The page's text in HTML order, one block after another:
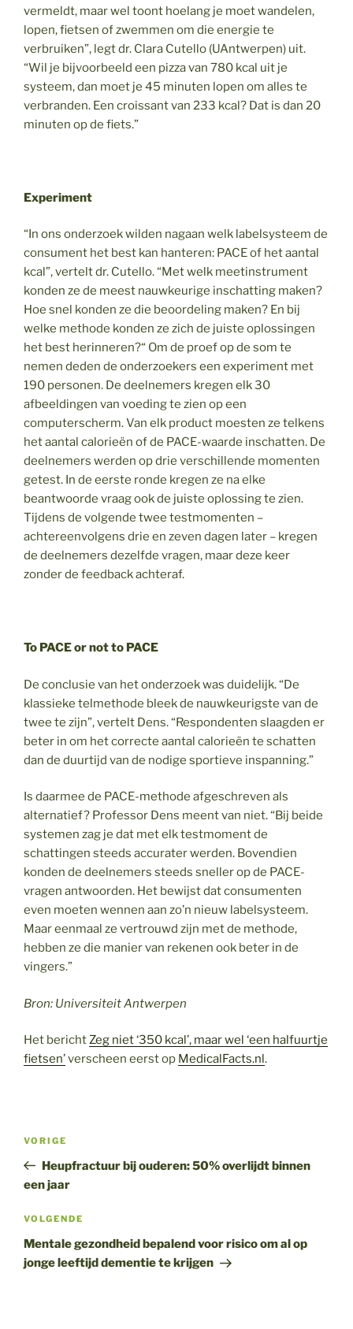
vermeldt, maar wel toont hoelang je moet wandelen,
lopen, fietsen of zwemmen om die energie te
verbruiken”, legt dr. Clara Cutello (UAntwerpen) uit.
“Wil je bijvoorbeeld een pizza van 780 kcal uit je
systeem, dan moet je 45 minuten lopen om alles te
verbranden. Een croissant van 233 kcal? Dat is dan 20
minuten op de fiets.”
Experiment
“In ons onderzoek wilden nagaan welk labelsysteem de
consument het best kan hanteren: PACE of het aantal
kcal”, vertelt dr. Cutello. “Met welk meetinstrument
konden ze de meest nauwkeurige inschatting maken?
Hoe snel konden ze die beoordeling maken? En bij
welke methode konden ze zich de juiste oplossingen
het best herinneren?“ Om de proef op de som te
nemen deden de onderzoekers een experiment met
190 personen. De deelnemers kregen elk 30
afbeeldingen van voeding te zien op een
computerscherm. Van elk product moesten ze telkens
het aantal calorieën of de PACE-waarde inschatten. De
deelnemers werden op drie verschillende momenten
getest. In de eerste ronde kregen ze na elke
beantwoorde vraag ook de juiste oplossing te zien.
Tijdens de volgende twee testmomenten –
achtereenvolgens drie en zeven dagen later – kregen
de deelnemers dezelfde vragen, maar deze keer
zonder de feedback achteraf.
To PACE or not to PACE
De conclusie van het onderzoek was duidelijk. “De
klassieke telmethode bleek de nauwkeurigste van de
twee te zijn”, vertelt Dens. “Respondenten slaagden er
beter in om het correcte aantal calorieën te schatten
dan de duurtijd van de nodige sportieve inspanning.”
Is daarmee de PACE-methode afgeschreven als
alternatief? Professor Dens meent van niet. “Bij beide
systemen zag je dat met elk testmoment de
schattingen steeds accurater werden. Bovendien
konden de deelnemers steeds sneller op de PACE-
vragen antwoorden. Het bewijst dat consumenten
even moeten wennen aan zo’n nieuw labelsysteem.
Maar eenmaal ze vertrouwd zijn met de methode,
hebben ze die manier van rekenen ook beter in de
vingers.”
Bron: Universiteit Antwerpen
Het berichtZeg niet ‘350 kcal’, maar wel ‘een halfuurtje
fietsen’verscheen eerst op MedicalFacts.nl.
Vorig
bericht
VORIGE
Heupfractuur bij ouderen: 50% overlijdt binnen
een jaar
Volgend
bericht
VOLGENDE
Mentale gezondheid bepalend voor risico om al op
jonge leeftijd dementie te krijgen